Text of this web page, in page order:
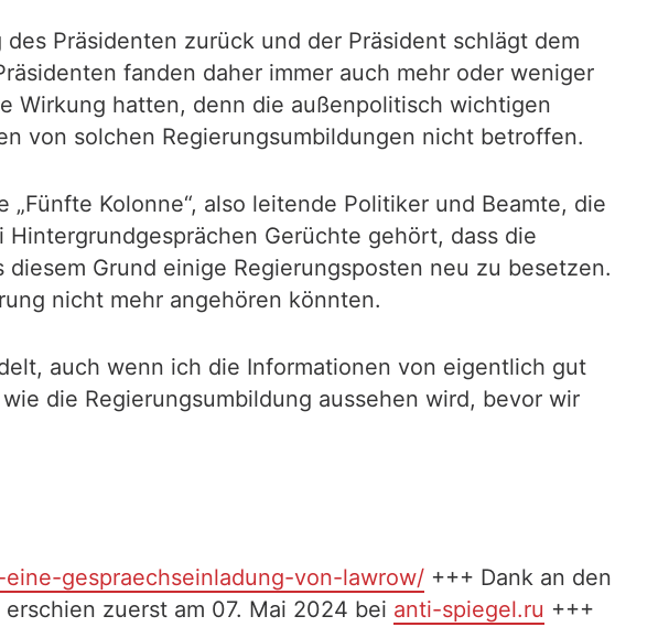
Präsidenten zurück und der Präsident schlägt dem
fanden daher immer auch mehr oder weniger
Wirkung hatten, denn die außenpolitisch wichtigen
von solchen Regierungsumbildungen nicht betroffen.
Kolonne“, also leitende Politiker und Beamte, die
Gerüchte gehört, dass die
Grund einige Regierungsposten neu zu besetzen.
nicht mehr angehören könnten.
auch wenn ich die Informationen von eigentlich gut
die Regierungsumbildung aussehen wird, bevor wir
gespraechseinladung-von-lawrow/ +++ Dank an den
zuerst am 07. Mai 2024 bei anti-spiegel.ru +++